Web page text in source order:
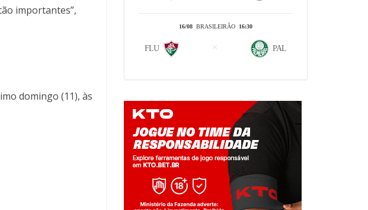
importantes”,
domingo (11), às
16/08 BRASILEIRÃO 16:30
FLU PAL